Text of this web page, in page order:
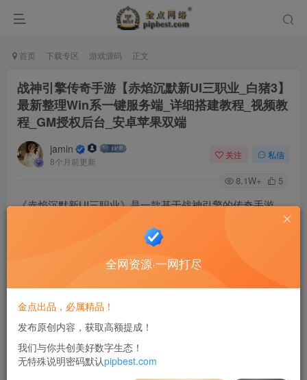
首页 下载专区 游戏源码 正文
战神引擎传奇手游【赤焰沉默新UI三职业_白猪3】
最新整理Win系一键服务端_详细搭建教程_视频教
程_GM授权后台_安卓苹果双端
jamin
8个月前更新
关注 私信
8.1W+ 5
《赤焰沉默新UI三职业》是一款基于战神引擎的传奇手游，
内含白猪3玩法。资源提供Windows一键服务端，附带详细搭
建与视频教程、GM授权后台，支持安卓苹果双端。
全网资源·一网打尽
金点出品，必属精品！
发布原创内容，获取高额提成！
我们与你共创美好数字生态！
无特殊说明密码默认pipbest.com